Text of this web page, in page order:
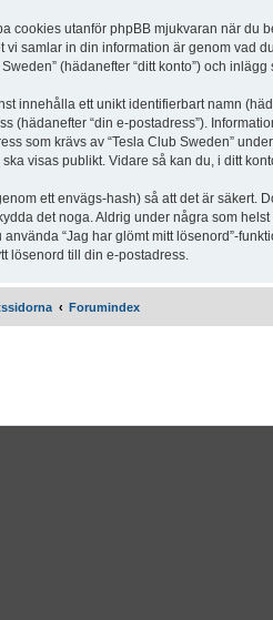
cookies utanför phpBB mjukvaran när du
vi samlar in din information är genom vad
(hädanefter “ditt konto”) och
innehålla ett unikt identifierbart namn
(hädanefter “din e-postadress”).
som krävs av “Tesla Club Sweden”
visas publikt. Vidare så kan du, i ditt
ett envägs-hash) så att det är
det noga. Aldrig under några som
använda “Jag har glömt mitt lösenord”-
lösenord till din e-postadress.
Forumindex